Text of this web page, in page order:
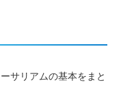
サリアムの基本をまと